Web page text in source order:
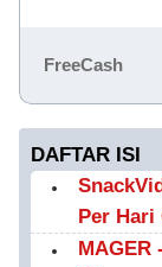
FreeCash
DAFTAR ISI
Per Hari
MAGER